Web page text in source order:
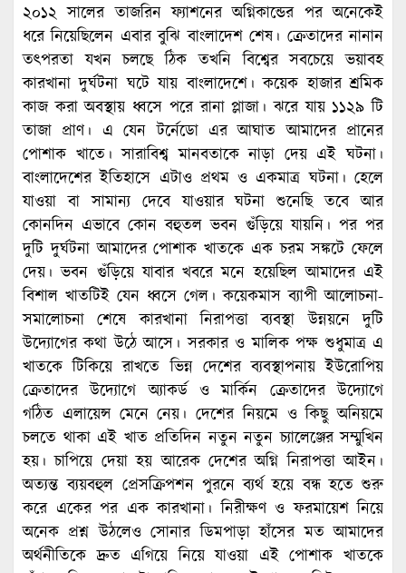
২০১২ সালের তাজরিন ফ্যাশনের অগ্নিকান্ডের পর অনেকেই
ধরে নিয়েছিলেন এবার বুঝি বাংলাদেশ শেষ। ক্রেতাদের নানান
তৎপরতা যখন চলছে ঠিক তখনি বিশ্বের সবচেয়ে ভয়াবহ
কারখানা দুর্ঘটনা ঘটে যায় বাংলাদেশে। কয়েক হাজার শ্রমিক
কাজ করা অবস্থায় ধ্বসে পরে রানা প্লাজা। ঝরে যায় ১১২৯ টি
তাজা প্রাণ। এ যেন টর্নেডো এর আঘাত আমাদের প্রানের
পোশাক খাতে। সারাবিশ্ব মানবতাকে নাড়া দেয় এই ঘটনা।
বাংলাদেশের ইতিহাসে এটাও প্রথম ও একমাত্র ঘটনা। হেলে
যাওয়া বা সামান্য দেবে যাওয়ার ঘটনা শুনেছি তবে আর
কোনদিন এভাবে কোন বহুতল ভবন গুঁড়িয়ে যায়নি। পর পর
দুটি দুর্ঘটনা আমাদের পোশাক খাতকে এক চরম সঙ্কটে ফেলে
দেয়। ভবন গুঁড়িয়ে যাবার খবরে মনে হয়েছিল আমাদের এই
বিশাল খাতটিই যেন ধ্বসে গেল। কয়েকমাস ব্যাপী আলোচনা-
সমালোচনা শেষে কারখানা নিরাপত্তা ব্যবস্থা উন্নয়নে দুটি
উদ্যোগের কথা উঠে আসে। সরকার ও মালিক পক্ষ শুধুমাত্র এ
খাতকে টিকিয়ে রাখতে ভিন্ন দেশের ব্যবস্থাপনায় ইউরোপিয়
ক্রেতাদের উদ্যোগে অ্যাকর্ড ও মার্কিন ক্রেতাদের উদ্যোগে
গঠিত এলায়েন্স মেনে নেয়। দেশের নিয়মে ও কিছু অনিয়মে
চলতে থাকা এই খাত প্রতিদিন নতুন নতুন চ্যালেঞ্জের সম্মুখিন
হয়। চাপিয়ে দেয়া হয় আরেক দেশের অগ্নি নিরাপত্তা আইন।
অত্যন্ত ব্যয়বহুল প্রেসক্রিপশন পুরনে ব্যর্থ হয়ে বন্ধ হতে শুরু
করে একের পর এক কারখানা। নিরীক্ষণ ও ফরমায়েশ নিয়ে
অনেক প্রশ্ন উঠলেও সোনার ডিমপাড়া হাঁসের মত আমাদের
অর্থনীতিকে দ্রুত এগিয়ে নিয়ে যাওয়া এই পোশাক খাতকে